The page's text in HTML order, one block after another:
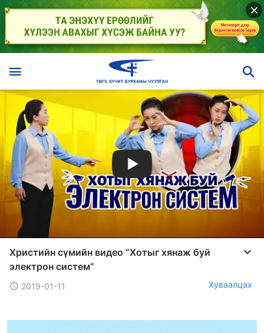
Христийн сүмийн видео “Хотыг хянаж буй
электрон систем”
2019-01-11 Хуваалцах